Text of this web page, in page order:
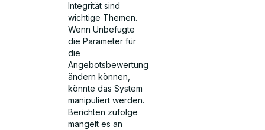
Integrität sind
wichtige Themen.
Wenn Unbefugte
die Parameter für
die
Angebotsbewertung
ändern können,
könnte das System
manipuliert werden.
Berichten zufolge
mangelt es an